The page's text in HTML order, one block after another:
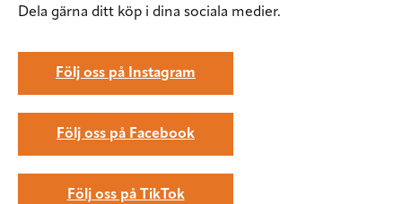
Dela gärna ditt köp i dina sociala medier.
Följ oss på Instagram
Följ oss på Facebook
Följ oss på TikTok